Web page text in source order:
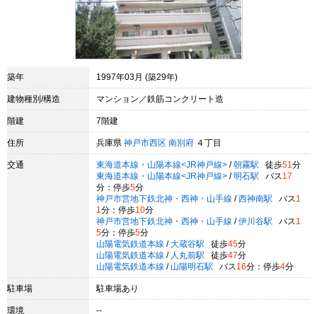
築年 1997年03月 (築29年)
建物種別/構造 マンション／鉄筋コンクリート造
階建 7階建
住所 兵庫県 神戸市西区 南別府 ４丁目
交通 東海道本線・山陽本線<JR神戸線> / 朝霧駅 徒歩51 分
東海道本線・山陽本線<JR神戸線> / 明石駅 バス 17
分：停歩5分
神戸市営地下鉄北神・西神・山手線 / 西神南駅 バス 1
1 分：停歩10分
神戸市営地下鉄北神・西神・山手線 / 伊川谷駅 バス 1
5分：停歩5分
山陽電気鉄道本線 / 大蔵谷駅 徒歩45分
山陽電気鉄道本線 / 人丸前駅 徒歩47分
山陽電気鉄道本線 / 山陽明石駅 バス 16分：停歩4分
駐車場 駐車場あり
環境
--